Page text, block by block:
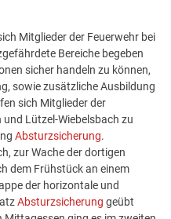
Mitglieder der Feuerwehr bei
Bereiche begeben
sicher handeln zu können,
sowie zusätzliche Ausbildung
sich Mitglieder der
Lützel-Wiebelsbach zu
Absturzsicherung.
zur Wache der dortigen
dem Frühstück an einem
der horizontale und
Absturzsicherung geübt